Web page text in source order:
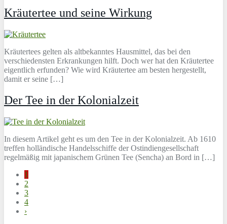
Kräutertee und seine Wirkung
Kräutertees gelten als altbekanntes Hausmittel, das bei den
verschiedensten Erkrankungen hilft. Doch wer hat den Kräutertee
eigentlich erfunden? Wie wird Kräutertee am besten hergestellt,
damit er seine […]
Der Tee in der Kolonialzeit
In diesem Artikel geht es um den Tee in der Kolonialzeit. Ab 1610
treffen holländische Handelsschiffe der Ostindiengesellschaft
regelmäßig mit japanischem Grünen Tee (Sencha) an Bord in […]
1
2
3
4
›